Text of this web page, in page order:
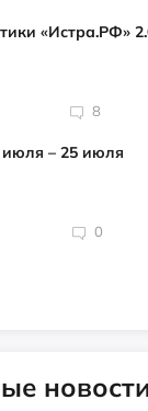
«Истра.РФ»
8
– 25 июля
0
новости